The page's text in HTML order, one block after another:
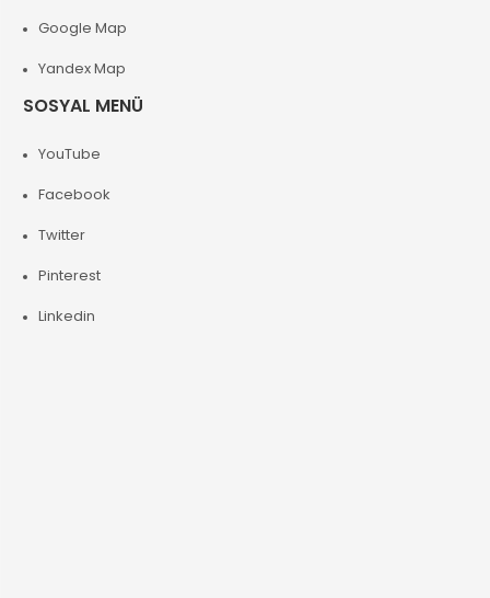
Google Map
Yandex Map
SOSYAL MENÜ
YouTube
Facebook
Twitter
Pinterest
Linkedin